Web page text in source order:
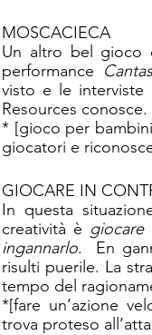
MOSCACIECA
Un altro bel gioco
performance
visto e le interviste
Resources conosce.
* [gioco per
giocatori e
GIOCARE IN
In questa
creatività è
ingannarlo.  En
risulti puerile. La
tempo del
*[fare un’azione
trova proteso